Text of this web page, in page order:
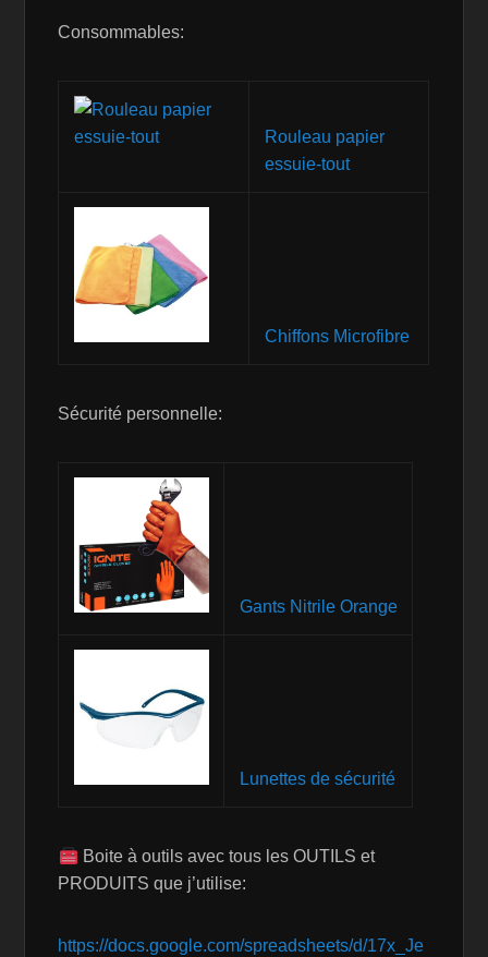
Consommables:
Rouleau papier
essuie-tout
Chiffons Microfibre
Sécurité personnelle:
Gants Nitrile Orange
Lunettes de sécurité
Boite à outils avec tous les OUTILS et
PRODUITS que j’utilise:
https://docs.google.com/spreadsheets/d/17x_Je